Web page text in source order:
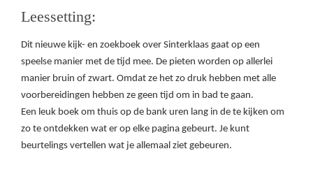
Leessetting:
Dit nieuwe kijk- en zoekboek over Sinterklaas gaat op een
speelse manier met de tijd mee. De pieten worden op allerlei
manier bruin of zwart. Omdat ze het zo druk hebben met alle
voorbereidingen hebben ze geen tijd om in bad te gaan.
Een leuk boek om thuis op de bank uren lang in de te kijken om
zo te ontdekken wat er op elke pagina gebeurt. Je kunt
beurtelings vertellen wat je allemaal ziet gebeuren.